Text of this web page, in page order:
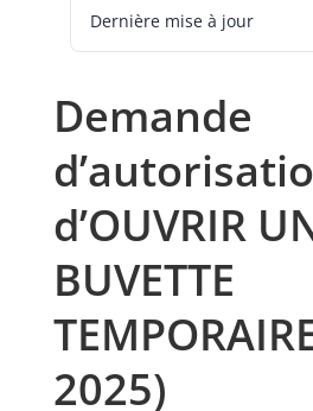
Dernière mise à jour
Demande
d’OUVRIR
BUVETTE
2025)